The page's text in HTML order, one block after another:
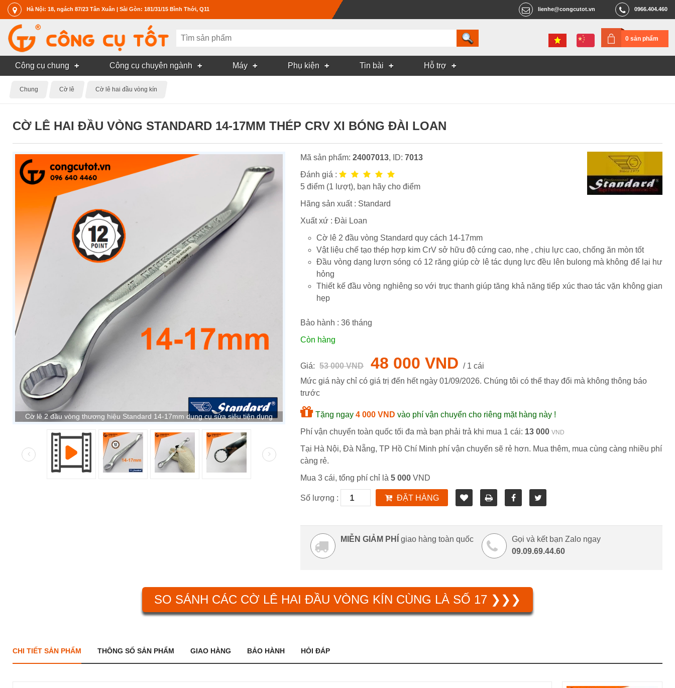
Hà Nội: 18, ngách 87/23 Tân Xuân | Sài Gòn: 181/31/15 Bình Thới, Q11 0966.404.460
lienhe@congcutot.vn
0 sản phẩm
Công cụ chung Công cụ chuyên ngành Máy Phụ kiện Tin bài Hỗ trợ
Chung Cờ lê Cờ lê hai đầu vòng kín
CỜ LÊ HAI ĐẦU VÒNG STANDARD 14-17MM THÉP CRV XI BÓNG ĐÀI LOAN
Cờ lê 2 đầu vòng thương hiệu Standard 14-17mm dụng cụ sửa siêu tiện dụng
Mã sản phẩm:24007013, ID:7013
Đánh giá :
5 điểm (1 lượt), bạn hãy cho điểm
Hãng sản xuất : Standard
Xuất xứ : Đài Loan
Cờ lê 2 đầu vòng Standard quy cách 14-17mm
Vật liệu chế tạo thép hợp kim CrV sở hữu độ cứng cao, nhẹ , chịu lực cao, chống ăn mòn tốt
Đầu vòng dạng lượn sóng có 12 răng giúp cờ lê tác dụng lực đều lên bulong mà không để lại hư
hỏng
Thiết kế đầu vòng nghiêng so với trục thanh giúp tăng khả năng tiếp xúc thao tác vặn không gian
hẹp
Bảo hành :36 tháng
Còn hàng
Giá: 53 000 VND 48 000 VND
/ 1 cái
Mức giá này chỉ có giá trị đến hết ngày01/09/2026. Chúng tôi có thể thay đổi mà không thông báo
trước
Tặng ngay4 000 VND vào phí vận chuyển cho riêng mặt hàng này !
Phí vận chuyển toàn quốc tối đa mà bạn phải trả khi mua 1 cái: 13 000 VND
Tại Hà Nội, Đà Nẵng, TP Hồ Chí Minh phí vận chuyển sẽ rẻ hơn. Mua thêm, mua cùng càng nhiều phí
càng rẻ.
Mua 3 cái, tổng phí chỉ là5 000 VND
Số lượng : ĐẶT HÀNG
MIỄN GIẢM PHÍ giao hàng toàn quốc
Gọi và kết bạn Zalo ngay
09.09.69.44.60
SO SÁNH CÁC CỜ LÊ HAI ĐẦU VÒNG KÍN CÙNG LÀ SỐ 17 ❯❯❯
CHI TIẾT SẢN PHẨM THÔNG SỐ SẢN PHẨM GIAO HÀNG BẢO HÀNH HỎI ĐÁP